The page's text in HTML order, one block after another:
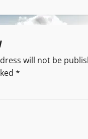
will not be
*